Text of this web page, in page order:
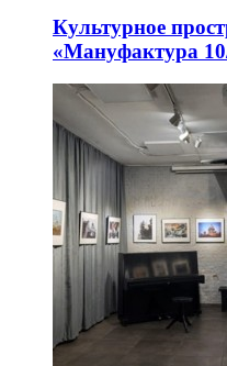
Культурное
«Мануфактура